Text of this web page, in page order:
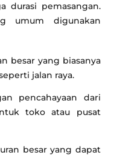
durasi pemasangan.
umum digunakan
besar yang biasanya
jalan raya.
pencahayaan dari
toko atau pusat
besar yang dapat